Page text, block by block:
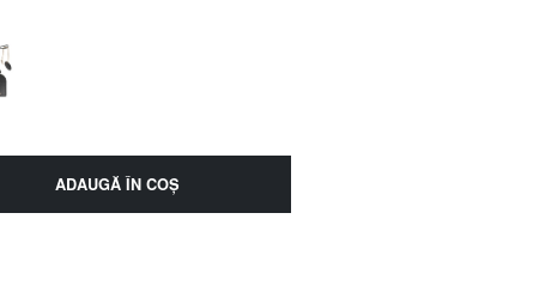
ADAUGĂ ÎN COŞ